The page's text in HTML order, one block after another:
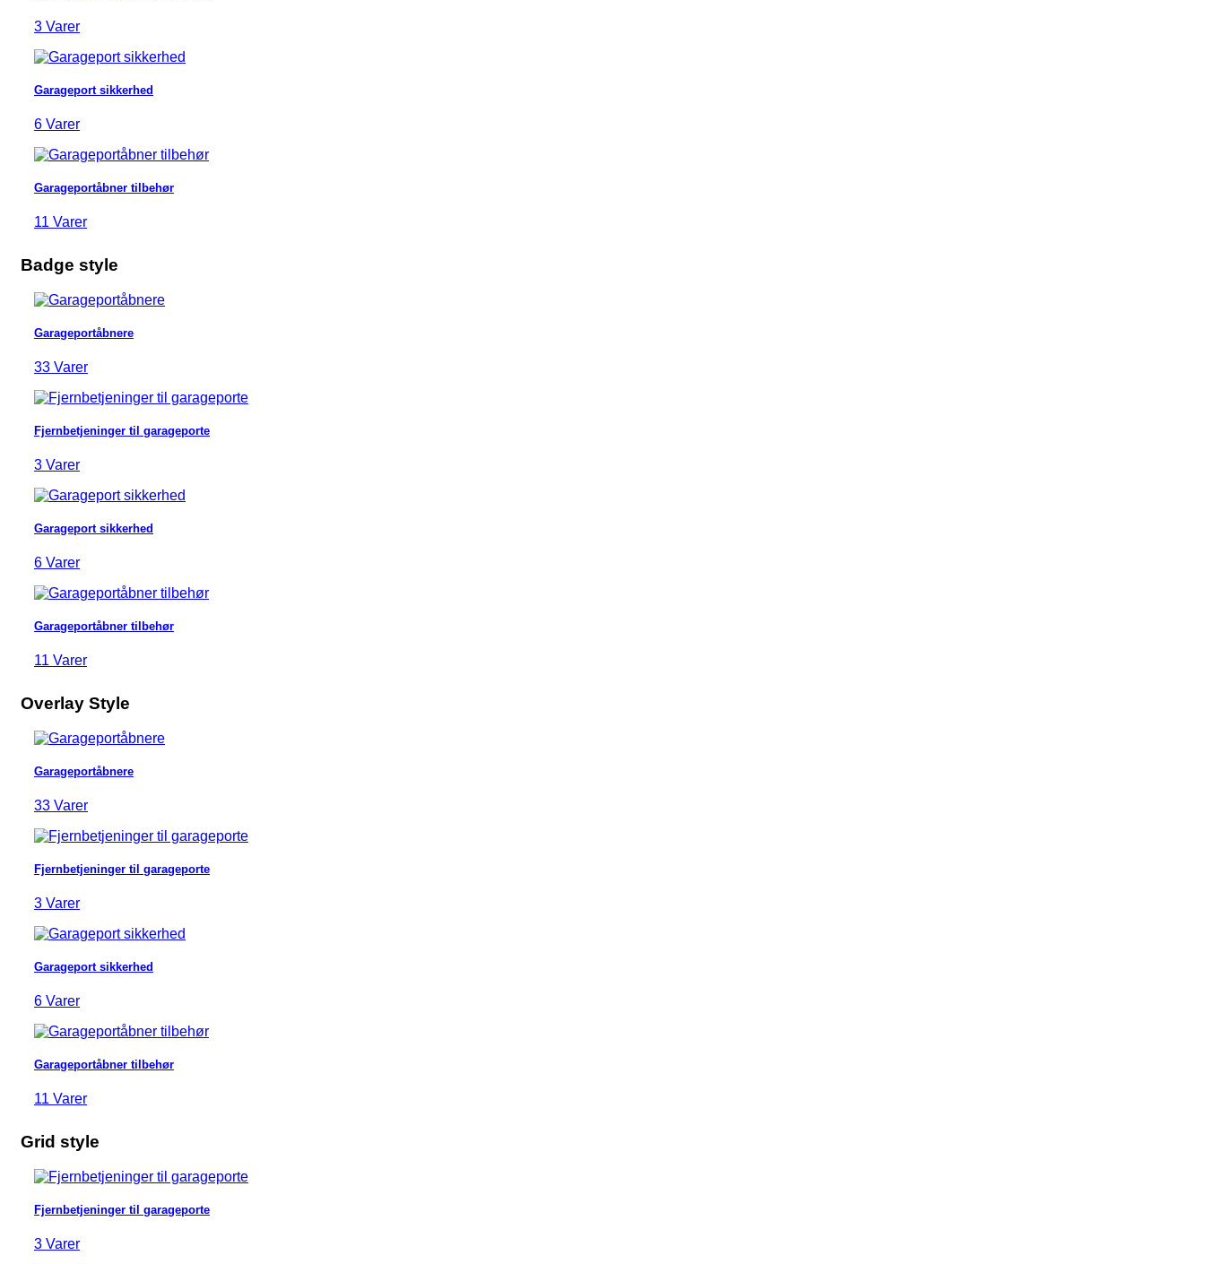
3 Varer
Garageport sikkerhed
6 Varer
Garageportåbner tilbehør
11 Varer
Badge style
Garageportåbnere
33 Varer
Fjernbetjeninger til garageporte
3 Varer
Garageport sikkerhed
6 Varer
Garageportåbner tilbehør
11 Varer
Overlay Style
Garageportåbnere
33 Varer
Fjernbetjeninger til garageporte
3 Varer
Garageport sikkerhed
6 Varer
Garageportåbner tilbehør
11 Varer
Grid style
Fjernbetjeninger til garageporte
3 Varer